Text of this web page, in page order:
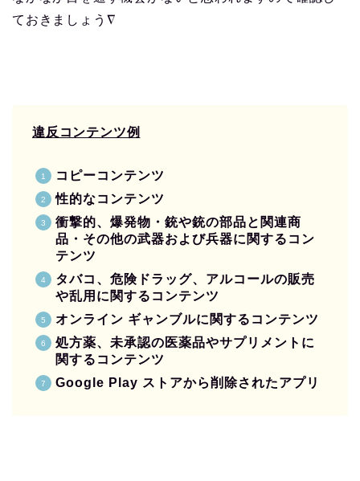
ておきましょう∇
違反コンテンツ例
コピーコンテンツ
性的なコンテンツ
衝撃的、爆発物・銃や銃の部品と関連商
品・その他の武器および兵器に関するコン
テンツ
タバコ、危険ドラッグ、アルコールの販売
や乱用に関するコンテンツ
オンライン ギャンブルに関するコンテンツ
処方薬、未承認の医薬品やサプリメントに
関するコンテンツ
Google Play ストアから削除されたアプリ